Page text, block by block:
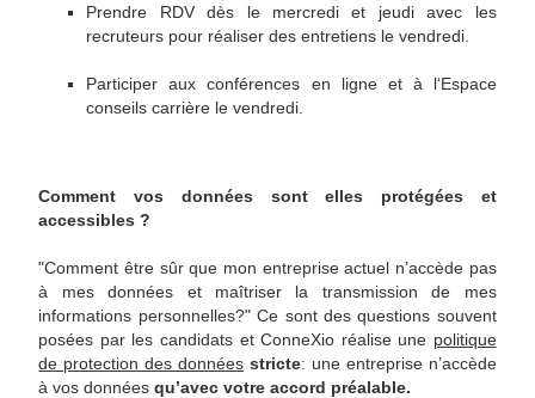
Prendre RDV dès le mercredi et jeudi avec les
recruteurs pour réaliser des entretiens le vendredi.
Participer aux conférences en ligne et à l‘Espace
conseils carrière le vendredi.
Comment vos données sont elles protégées et
accessibles ?
"Comment être sûr que mon entreprise actuel n’accède pas
à mes données et maîtriser la transmission de mes
informations personnelles?" Ce sont des questions souvent
posées par les candidats et ConneXio réalise une politique
de protection des données stricte: une entreprise n’accède
à vos donnéesqu’avec votre accord préalable.